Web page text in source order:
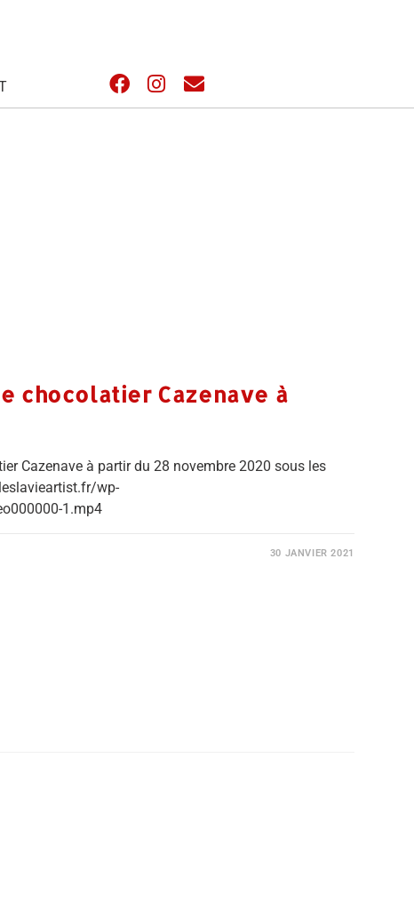
chocolatier Cazenave à
Cazenave à partir du 28 novembre 2020 sous les
wp-
1.mp4
30 JANVIER 2021